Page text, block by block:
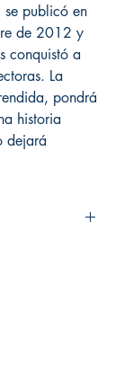
publicó en
de 2012 y
conquistó a
La
pondrá
historia
dejará